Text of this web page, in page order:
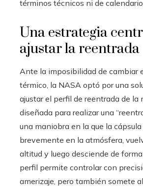
términos técnicos ni de
Una estrategia
ajustar la reentrada
Ante la imposibilidad de cambiar
térmico, la NASA optó por una
ajustar el perfil de reentrada de la
diseñada para realizar una
una maniobra en la que la
brevemente en la atmósfera,
altitud y luego desciende de
perfil permite controlar con
amerizaje, pero también somete